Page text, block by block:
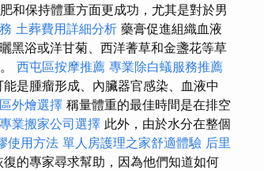
和保持體重方面更成功，尤其是對於男
土葬費用詳細分析 藥膏促進組織血液
曬黑浴或洋甘菊、西洋蓍草和金盞花等草
西屯區按摩推薦 專業除白蟻服務推薦
是腫瘤形成、內臟器官感染、血液中
外燴選擇 稱量體重的最佳時間是在排空
業搬家公司選擇 此外，由於水分在整個
使用方法 單人房護理之家舒適體驗 后里
的專家尋求幫助，因為他們知道如何